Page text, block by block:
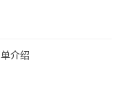
介绍